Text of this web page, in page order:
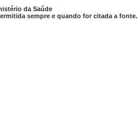
da Saúde
sempre e quando for citada a fonte.